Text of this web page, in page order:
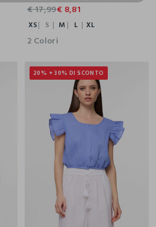
€ 17,99€ 8,81
XS S M L XL
2 Colori
20% + 30% DI SCONTO